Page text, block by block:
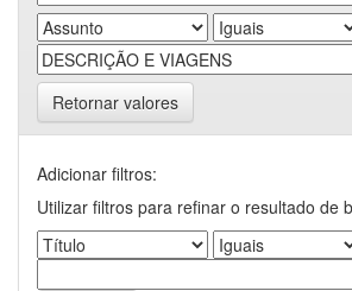
Retornar valores
Adicionar filtros:
Utilizar filtros para refinar o resultado de